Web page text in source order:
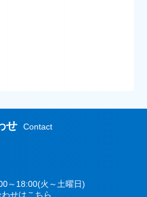
せ
Contact
～18:00(火～土曜日)
せはこちら